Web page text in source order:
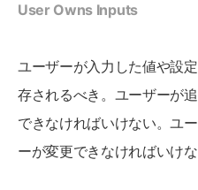
User Owns Inputs
ユーザーが入力した値や設
存されるべき。ユーザーが
できなければいけない。ユ
ーが変更できなければいけな